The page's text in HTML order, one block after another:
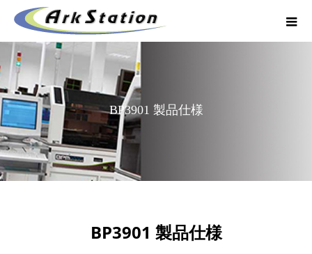
BP3901 製品仕様
BP3901 製品仕様